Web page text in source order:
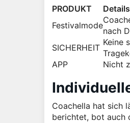
PRODUKT
Details
Festivalmode
nach
SICHERHEIT
Keine
APP
Nicht
Coachella hat sich
berichtet, bot auch